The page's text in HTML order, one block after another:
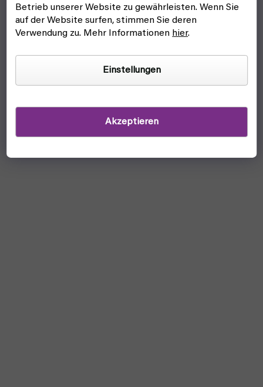
Betrieb unserer Website zu gewährleisten. Wenn Sie
auf der Website surfen, stimmen Sie deren
Verwendung zu. Mehr Informationen hier.
Einstellungen
Akzeptieren